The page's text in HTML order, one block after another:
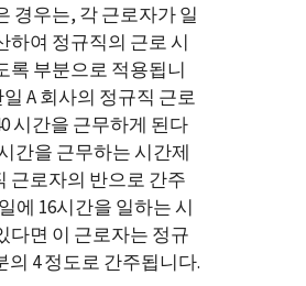
경우는, 각 근로자가 일
하여 정규직의 근로 시
록 부분으로 적용됩니
A 회사의 정규직 근로
시간을 근무하게 된다
간을 근무하는 시간제
근로자의 반으로 간주
에 16시간을 일하는 시
다면 이 근로자는 정규
의 4 정도로 간주됩니다.